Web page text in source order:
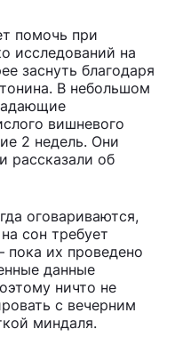
помочь при
исследований на
заснуть благодаря
В небольшом
вишневого
2 недель. Они
рассказали об
оговариваются,
сон требует
их проведено
данные
ничто не
с вечерним
миндаля.